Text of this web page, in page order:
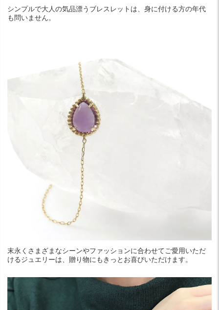
シンプルで大人の気品漂うブレスレットは、身に付ける方の年代
も問いません。
末永くさまざまなシーンやファッションに合わせてご愛用いただ
けるジュエリーは、贈り物にもきっとお喜びいただけます。